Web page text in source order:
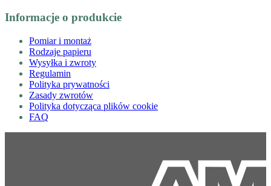
Informacje o produkcie
Pomiar i montaż
Rodzaje papieru
Wysyłka i zwroty
Regulamin
Polityka prywatności
Zasady zwrotów
Polityka dotycząca plików cookie
FAQ